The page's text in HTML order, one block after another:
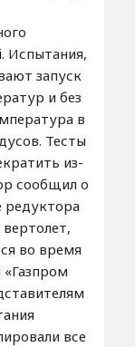
. Испытания,
запуск
и без
в
Тесты
из-
сообщил о
редуктора
во время
все